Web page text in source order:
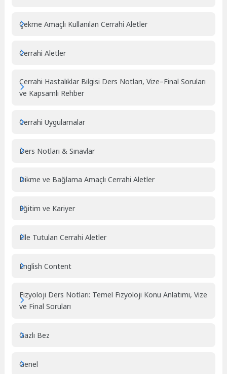
Çekme Amaçlı Kullanılan Cerrahi Aletler
Cerrahi Aletler
Cerrahi Hastalıklar Bilgisi Ders Notları, Vize–Final Soruları
ve Kapsamlı Rehber
Cerrahi Uygulamalar
Ders Notları & Sınavlar
Dikme ve Bağlama Amaçlı Cerrahi Aletler
Eğitim ve Kariyer
Elle Tutulan Cerrahi Aletler
English Content
Fizyoloji Ders Notları: Temel Fizyoloji Konu Anlatımı, Vize
ve Final Soruları
Gazlı Bez
Genel